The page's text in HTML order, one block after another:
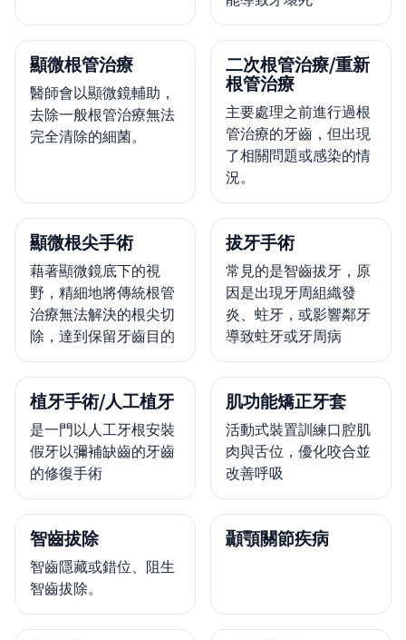
顯微根管治療
醫師會以顯微鏡輔助，
去除一般根管治療無法
完全清除的細菌。
二次根管治療/重新
根管治療
主要處理之前進行過根
管治療的牙齒，但出現
了相關問題或感染的情
況。
顯微根尖手術
藉著顯微鏡底下的視
野，精細地將傳統根管
治療無法解決的根尖切
除，達到保留牙齒目的
拔牙手術
常見的是智齒拔牙，原
因是出現牙周組織發
炎、蛀牙，或影響鄰牙
導致蛀牙或牙周病
植牙手術/人工植牙
是一門以人工牙根安裝
假牙以彌補缺齒的牙齒
的修復手術
肌功能矯正牙套
活動式裝置訓練口腔肌
肉與舌位，優化咬合並
改善呼吸
智齒拔除
智齒隱藏或錯位、阻生
智齒拔除。
顳顎關節疾病